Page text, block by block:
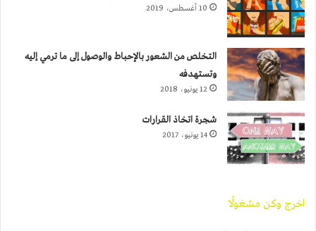
10 أغسطس، 2019
التخلص من الشعور بالإحباط والوصول إلى ما ترمي إليه
وتستهدفه
12 يونيو، 2018
شجرة اتخاذ القرارات
14 يونيو، 2017
اخرج وكن مشغولًا